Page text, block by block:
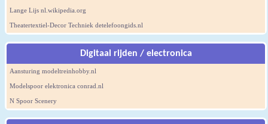
Lange Lijs nl.wikipedia.org
Theatertextiel-Decor Techniek detelefoongids.nl
Digitaal rijden / electronica
Aansturing modeltreinhobby.nl
Modelspoor elektronica conrad.nl
N Spoor Scenery